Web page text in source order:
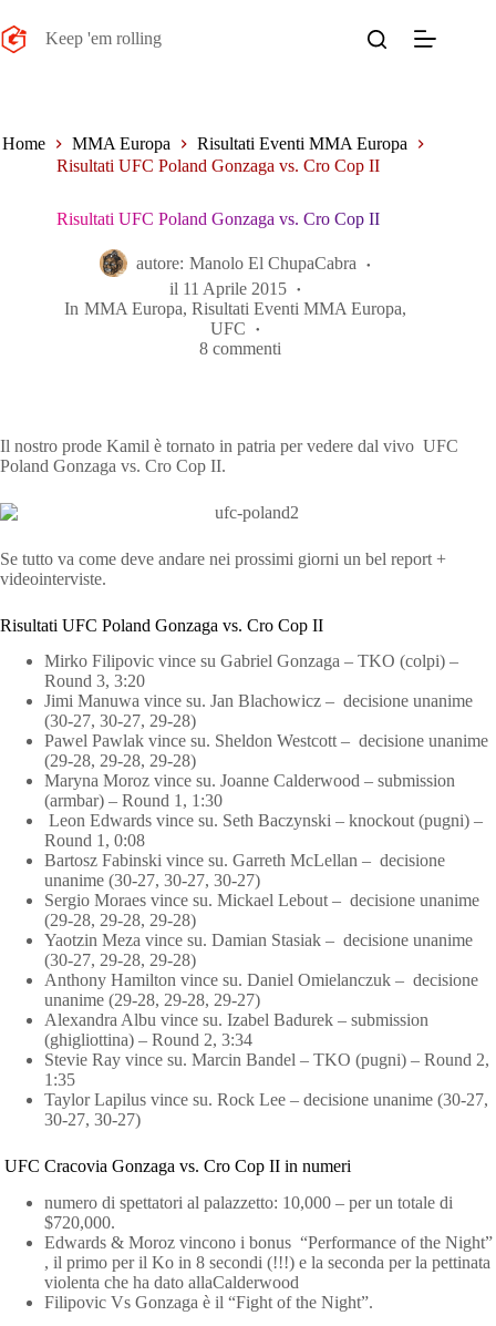
al
contenuto
Keep 'em rolling
Home MMA Europa
Risultati Eventi MMA Europa
Risultati UFC Poland Gonzaga vs. Cro Cop II
Risultati UFC Poland Gonzaga vs. Cro Cop II
autore: Manolo El ChupaCabra
il 11 Aprile 2015
In MMA Europa, Risultati Eventi MMA Europa,
UFC
8 commenti
Il nostro prode Kamil è tornato in patria per vedere dal vivo UFC
Poland Gonzaga vs. Cro Cop II.
Se tutto va come deve andare nei prossimi giorni un bel report +
videointerviste.
Risultati UFC Poland Gonzaga vs. Cro Cop II
Mirko Filipovic vince su Gabriel Gonzaga – TKO (colpi) –
Round 3, 3:20
Jimi Manuwa vince su. Jan Blachowicz – decisione unanime
(30-27, 30-27, 29-28)
Pawel Pawlak vince su. Sheldon Westcott – decisione unanime
(29-28, 29-28, 29-28)
Maryna Moroz vince su. Joanne Calderwood – submission
(armbar) – Round 1, 1:30
Leon Edwards vince su. Seth Baczynski – knockout (pugni) –
Round 1, 0:08
Bartosz Fabinski vince su. Garreth McLellan – decisione
unanime (30-27, 30-27, 30-27)
Sergio Moraes vince su. Mickael Lebout – decisione unanime
(29-28, 29-28, 29-28)
Yaotzin Meza vince su. Damian Stasiak – decisione unanime
(30-27, 29-28, 29-28)
Anthony Hamilton vince su. Daniel Omielanczuk – decisione
unanime (29-28, 29-28, 29-27)
Alexandra Albu vince su. Izabel Badurek – submission
(ghigliottina) – Round 2, 3:34
Stevie Ray vince su. Marcin Bandel – TKO (pugni) – Round 2,
1:35
Taylor Lapilus vince su. Rock Lee – decisione unanime (30-27,
30-27, 30-27)
UFC Cracovia Gonzaga vs. Cro Cop II in numeri
numero di spettatori al palazzetto: 10,000 – per un totale di
$720,000.
Edwards & Moroz vincono i bonus “Performance of the Night”
, il primo per il Ko in 8 secondi (!!!) e la seconda per la pettinata
violenta che ha dato allaCalderwood
Filipovic Vs Gonzaga è il “Fight of the Night”.